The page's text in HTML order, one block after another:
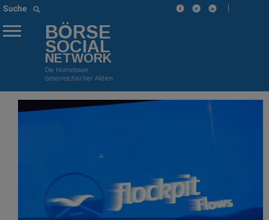
Suche |
BÖRSE
SOCIAL
NETWORK
Die Homebase
österreichischer Aktien